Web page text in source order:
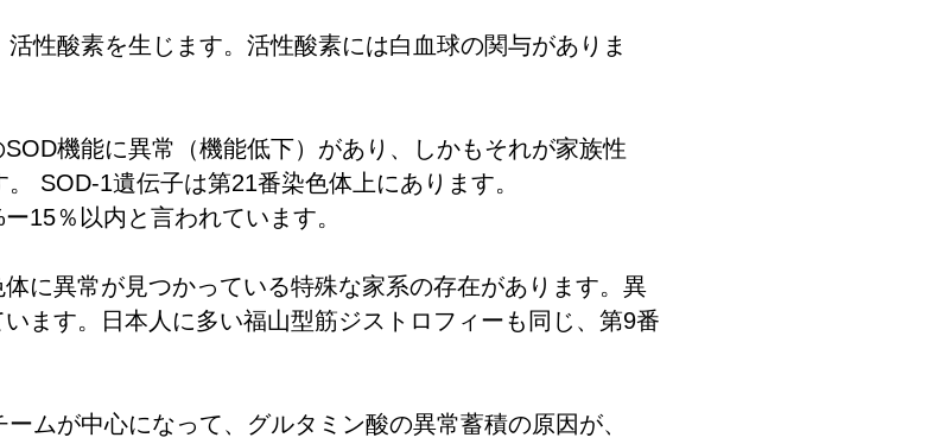
性酸素を生じます。活性酸素には白血球の関与がありま
機能に異常（機能低下）があり、しかもそれが家族性
SOD-1遺伝子は第21番染色体上にあります。
15％以内と言われています。
に異常が見つかっている特殊な家系の存在があります。異
ます。日本人に多い福山型筋ジストロフィーも同じ、第9番
ムが中心になって、グルタミン酸の異常蓄積の原因が、